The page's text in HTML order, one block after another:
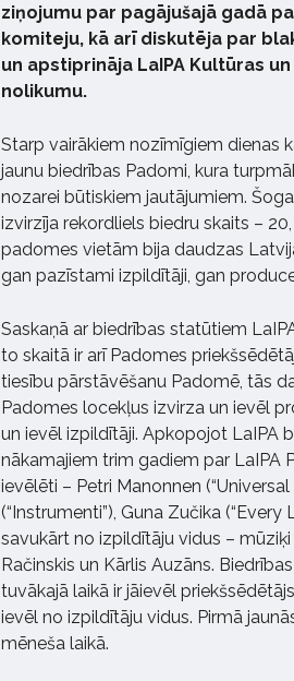
ziņojumu par pagājušajā gadā
komiteju, kā arī diskutēja par
un apstiprināja LaIPA Kultūras
nolikumu.
Starp vairākiem nozīmīgiem dienas
jaunu biedrības Padomi, kura
nozarei būtiskiem jautājumiem.
izvirzīja rekordliels biedru skaits –
padomes vietām bija daudzas
gan pazīstami izpildītāji, gan
Saskaņā ar biedrības statūtiem
to skaitā ir arī Padomes
tiesību pārstāvēšanu Padomē, tās
Padomes locekļus izvirza un ievēl
un ievēl izpildītāji. Apkopojot LaIPA
nākamajiem trim gadiem par LaIPA
ievēlēti – Petri Manonnen
(“Instrumenti”), Guna Zučika
savukārt no izpildītāju vidus –
Račinskis un Kārlis Auzāns.
tuvākajā laikā ir jāievēl
ievēl no izpildītāju vidus. Pirmā
mēneša laikā.